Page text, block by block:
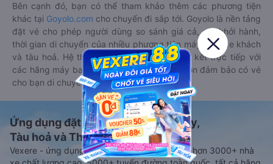
Bên cạnh đó, bạn có thể tham khảo thêm các phương tiện
khác tại Goyolo.com cho chuyến đi sắp tới. Goyolo là nền tảng
đặt vé cho phép người dùng so sánh giá cả, giờ khởi hành,
thời gian di chuyển của nhiều phương tiện máy bay, xe khách
và tàu hoả. Hệ thống của Goyolo được liên kết trực tiếp với
các hãng máy bay, xe khách và tàu hoả, luôn đảm bảo có vé
cho bạn di chuyển.
Ứng dụng đặt vé Xe khách, Máy bay,
Tàu hoả và Thuê xe
Vexere - ứng dụng đặt vé đa phương tiện với hơn 3000+ nhà